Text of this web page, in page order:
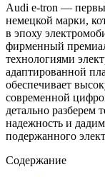
Audi e-tron —
немецкой марки,
в эпоху
фирменный
технологиями
адаптированной
обеспечивает
современной
детально разберем
надежность и
подержанного
Содержание